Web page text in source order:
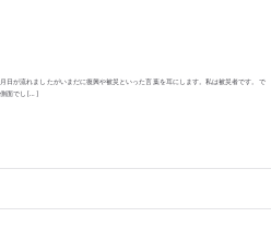
日が流れましたがいまだに復興や被災といった言葉を耳にします。私は被災者です。で
面でし […]